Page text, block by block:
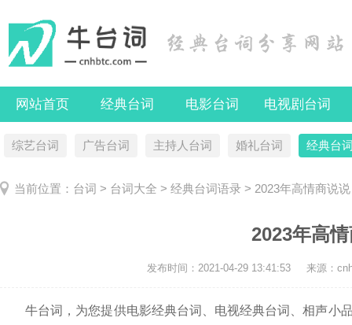
网站首页 经典台词 电影台词 电视剧台词
综艺台词 广告台词 主持人台词 婚礼台词 经典台
当前位置： 台词 > 台词大全 > 经典台词语录 > 2023年高情商说说
2023年高
发布时间： 2021-04-29 13:41:53 来源：
牛台词，为您提供电影经典台词、电视经典台词、相声小